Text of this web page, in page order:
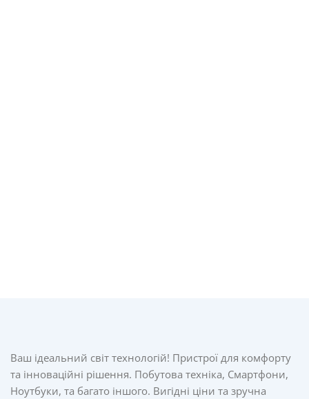
Ваш ідеальний світ технологій! Пристрої для комфорту
та інноваційні рішення. Побутова техніка, Смартфони,
Ноутбуки, та багато іншого. Вигідні ціни та зручна